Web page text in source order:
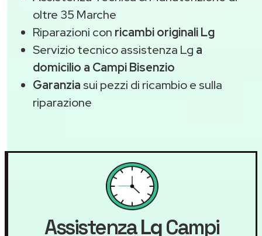
oltre 35 Marche
Riparazioni con ricambi originali Lg
Servizio tecnico assistenza Lg a
domicilio a Campi Bisenzio
Garanzia sui pezzi di ricambio e sulla
riparazione
AssistenzaLgCampi